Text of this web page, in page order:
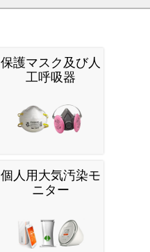
保護マスク及び人
工呼吸器
個人用大気汚染モ
ニター